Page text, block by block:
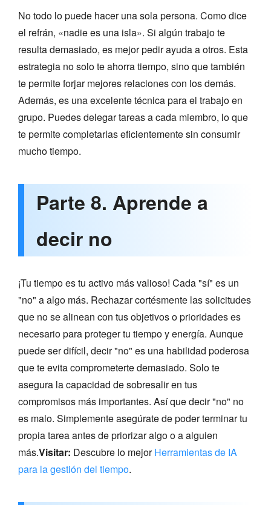
No todo lo puede hacer una sola persona. Como dice
el refrán, «nadie es una isla». Si algún trabajo te
resulta demasiado, es mejor pedir ayuda a otros. Esta
estrategia no solo te ahorra tiempo, sino que también
te permite forjar mejores relaciones con los demás.
Además, es una excelente técnica para el trabajo en
grupo. Puedes delegar tareas a cada miembro, lo que
te permite completarlas eficientemente sin consumir
mucho tiempo.
Parte 8. Aprende a
decir no
¡Tu tiempo es tu activo más valioso! Cada "sí" es un
"no" a algo más. Rechazar cortésmente las solicitudes
que no se alinean con tus objetivos o prioridades es
necesario para proteger tu tiempo y energía. Aunque
puede ser difícil, decir "no" es una habilidad poderosa
que te evita comprometerte demasiado. Solo te
asegura la capacidad de sobresalir en tus
compromisos más importantes. Así que decir "no" no
es malo. Simplemente asegúrate de poder terminar tu
propia tarea antes de priorizar algo o a alguien
más.Visitar: Descubre lo mejorHerramientas de IA
para la gestión del tiempo.